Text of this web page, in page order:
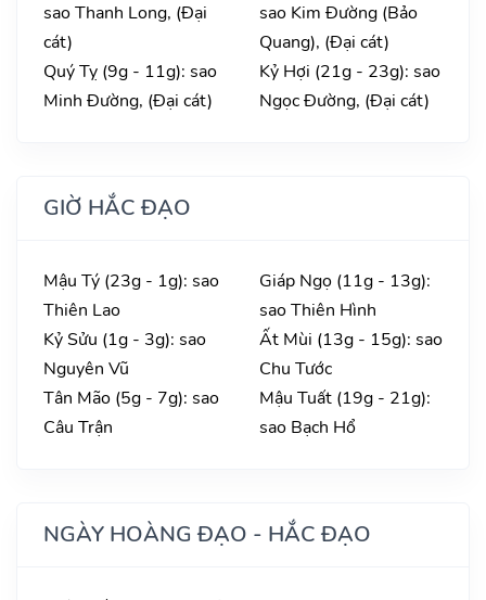
sao Thanh Long, (Đại
cát)
Quý Tỵ (9g - 11g): sao
Minh Đường, (Đại cát)
sao Kim Đường (Bảo
Quang), (Đại cát)
Kỷ Hợi (21g - 23g): sao
Ngọc Đường, (Đại cát)
GIỜ HẮC ĐẠO
Mậu Tý (23g - 1g): sao
Thiên Lao
Kỷ Sửu (1g - 3g): sao
Nguyên Vũ
Tân Mão (5g - 7g): sao
Câu Trận
Giáp Ngọ (11g - 13g):
sao Thiên Hình
Ất Mùi (13g - 15g): sao
Chu Tước
Mậu Tuất (19g - 21g):
sao Bạch Hổ
NGÀY HOÀNG ĐẠO - HẮC ĐẠO